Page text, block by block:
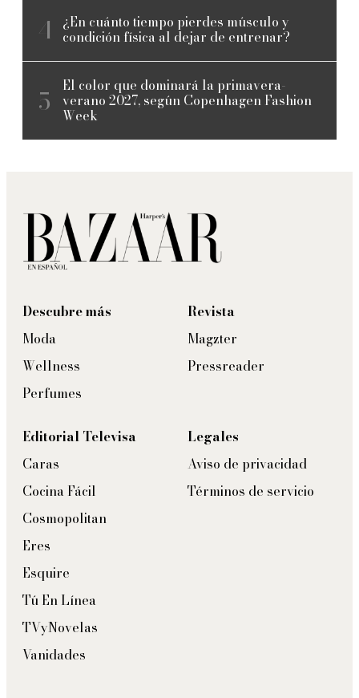
¿En cuánto tiempo pierdes músculo y
condición física al dejar de entrenar?
El color que dominará la primavera-
verano 2027, según Copenhagen Fashion
Week
Descubre más
Moda
Wellness
Perfumes
Revista
Magzter
Pressreader
Editorial Televisa
Caras
Cocina Fácil
Cosmopolitan
Eres
Esquire
Tú En Línea
TVyNovelas
Vanidades
Legales
Aviso de privacidad
Términos de servicio